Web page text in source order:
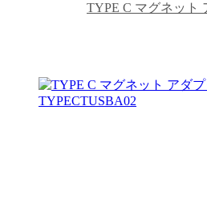
TYPE C マグネット